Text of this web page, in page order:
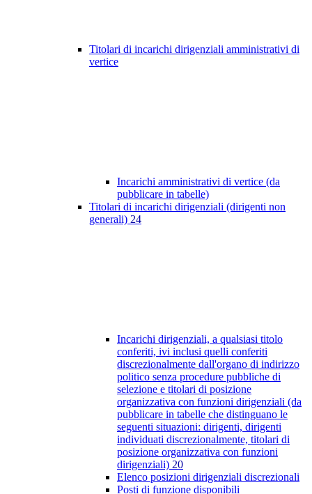
Titolari di incarichi dirigenziali amministrativi di
vertice
Incarichi amministrativi di vertice (da
pubblicare in tabelle)
Titolari di incarichi dirigenziali (dirigenti non
generali) 24
Incarichi dirigenziali, a qualsiasi titolo
conferiti, ivi inclusi quelli conferiti
discrezionalmente dall'organo di indirizzo
politico senza procedure pubbliche di
selezione e titolari di posizione
organizzativa con funzioni dirigenziali (da
pubblicare in tabelle che distinguano le
seguenti situazioni: dirigenti, dirigenti
individuati discrezionalmente, titolari di
posizione organizzativa con funzioni
dirigenziali) 20
Elenco posizioni dirigenziali discrezionali
Posti di funzione disponibili